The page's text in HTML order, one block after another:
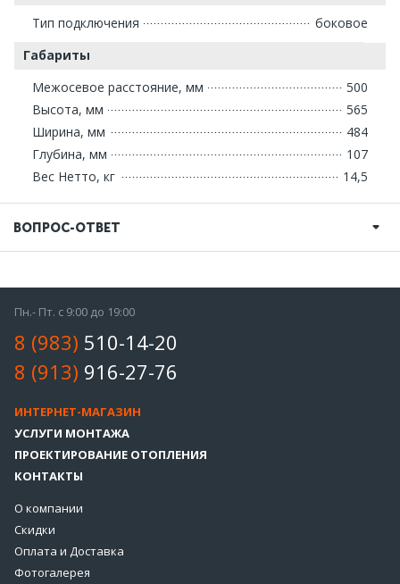
Тип подключения
боковое
Габариты
Межосевое расстояние, мм
500
Высота, мм
565
Ширина, мм
484
Глубина, мм
107
Вес Нетто, кг
14,5
ВОПРОС-ОТВЕТ
Пн.- Пт. с 9:00 до 19:00
8 (983) 510-14-20
8 (913) 916-27-76
ИНТЕРНЕТ-МАГАЗИН
УСЛУГИ МОНТАЖА
ПРОЕКТИРОВАНИЕ ОТОПЛЕНИЯ
КОНТАКТЫ
О компании
Скидки
Оплата и Доставка
Фотогалерея